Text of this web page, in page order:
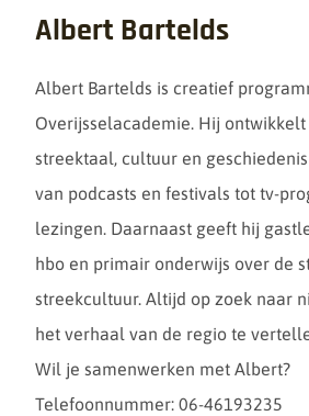
Albert Bartelds
Albert Bartelds is creatief
Overijsselacademie. Hij
streektaal, cultuur en
van podcasts en festivals tot tv-
lezingen. Daarnaast geeft hij
hbo en primair onderwijs over de
streekcultuur. Altijd op zoek naar
het verhaal van de regio te
Wil je samenwerken met Albert?
Telefoonnummer: 06-46193235